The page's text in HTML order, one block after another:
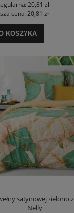
20,81 zł
cena:20,81 zł
KOSZYKA
satynowej zielono
Nelly